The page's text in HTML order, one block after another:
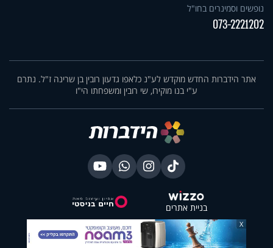
נופשים וסמינרים בחו"ל
073-2221202
אתר הידברות החדש מוקדש לע"נ כלאפו גדעון רובין בן שרינה ז"ל. נתרם
ע"י בנו מוקירו, שי רובין ומשפחתו הי"ו
בניית אתרים
X